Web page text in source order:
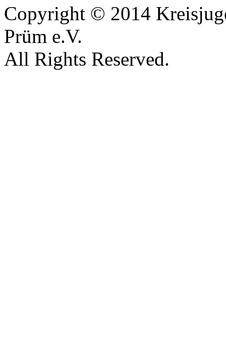
Copyright © 2014
Prüm e.V.
All Rights Reserved.